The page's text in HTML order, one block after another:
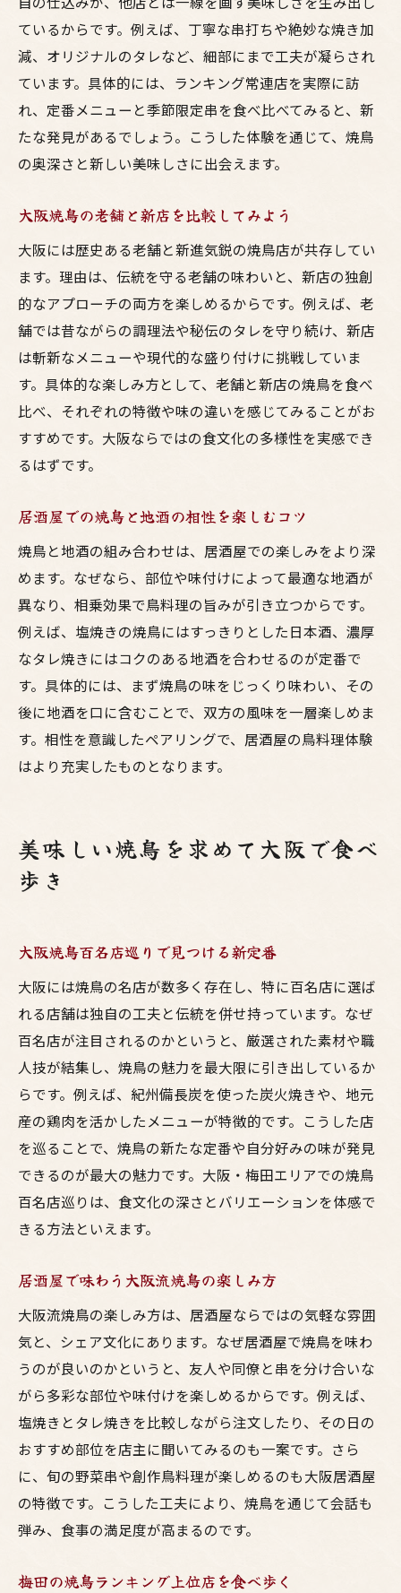
ているからです。例えば、丁寧な串打ちや絶妙な焼き加
減、オリジナルのタレなど、細部にまで工夫が凝らされ
ています。具体的には、ランキング常連店を実際に訪
れ、定番メニューと季節限定串を食べ比べてみると、新
たな発見があるでしょう。こうした体験を通じて、焼鳥
の奥深さと新しい美味しさに出会えます。
大阪焼鳥の老舗と新店を比較してみよう
大阪には歴史ある老舗と新進気鋭の焼鳥店が共存してい
ます。理由は、伝統を守る老舗の味わいと、新店の独創
的なアプローチの両方を楽しめるからです。例えば、老
舗では昔ながらの調理法や秘伝のタレを守り続け、新店
は斬新なメニューや現代的な盛り付けに挑戦していま
す。具体的な楽しみ方として、老舗と新店の焼鳥を食べ
比べ、それぞれの特徴や味の違いを感じてみることがお
すすめです。大阪ならではの食文化の多様性を実感でき
るはずです。
居酒屋での焼鳥と地酒の相性を楽しむコツ
焼鳥と地酒の組み合わせは、居酒屋での楽しみをより深
めます。なぜなら、部位や味付けによって最適な地酒が
異なり、相乗効果で鳥料理の旨みが引き立つからです。
例えば、塩焼きの焼鳥にはすっきりとした日本酒、濃厚
なタレ焼きにはコクのある地酒を合わせるのが定番で
す。具体的には、まず焼鳥の味をじっくり味わい、その
後に地酒を口に含むことで、双方の風味を一層楽しめま
す。相性を意識したペアリングで、居酒屋の鳥料理体験
はより充実したものとなります。
美味しい焼鳥を求めて大阪で食べ
歩き
大阪焼鳥百名店巡りで見つける新定番
大阪には焼鳥の名店が数多く存在し、特に百名店に選ば
れる店舗は独自の工夫と伝統を併せ持っています。なぜ
百名店が注目されるのかというと、厳選された素材や職
人技が結集し、焼鳥の魅力を最大限に引き出しているか
らです。例えば、紀州備長炭を使った炭火焼きや、地元
産の鶏肉を活かしたメニューが特徴的です。こうした店
を巡ることで、焼鳥の新たな定番や自分好みの味が発見
できるのが最大の魅力です。大阪・梅田エリアでの焼鳥
百名店巡りは、食文化の深さとバリエーションを体感で
きる方法といえます。
居酒屋で味わう大阪流焼鳥の楽しみ方
大阪流焼鳥の楽しみ方は、居酒屋ならではの気軽な雰囲
気と、シェア文化にあります。なぜ居酒屋で焼鳥を味わ
うのが良いのかというと、友人や同僚と串を分け合いな
がら多彩な部位や味付けを楽しめるからです。例えば、
塩焼きとタレ焼きを比較しながら注文したり、その日の
おすすめ部位を店主に聞いてみるのも一案です。さら
に、旬の野菜串や創作鳥料理が楽しめるのも大阪居酒屋
の特徴です。こうした工夫により、焼鳥を通じて会話も
弾み、食事の満足度が高まるのです。
梅田の焼鳥ランキング上位店を食べ歩く